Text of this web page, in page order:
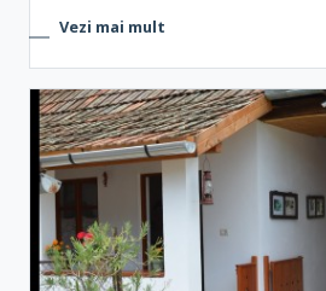
Vezi mai mult